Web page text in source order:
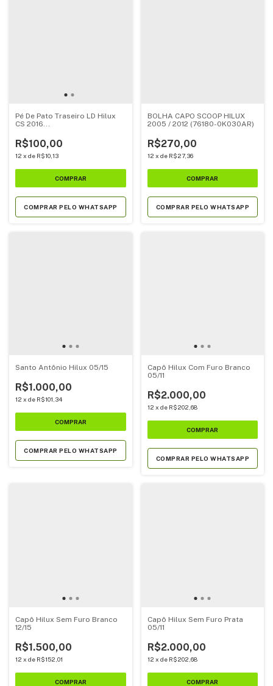
Pé De Pato Traseiro LD Hilux
CS 2016...
R$100,00
12 x de R$10,13
COMPRAR PELO WHATSAPP
BOLHA CAPO SCOOP HILUX
2005 / 2012 (76180-0K030AR)
R$270,00
12 x de R$27,36
COMPRAR PELO WHATSAPP
Santo Antônio Hilux 05/15
R$1.000,00
12 x de R$101,34
COMPRAR PELO WHATSAPP
Capô Hilux Com Furo Branco
05/11
R$2.000,00
12 x de R$202,68
COMPRAR PELO WHATSAPP
Capô Hilux Sem Furo Branco
12/15
R$1.500,00
12 x de R$152,01
Capô Hilux Sem Furo Prata
05/11
R$2.000,00
12 x de R$202,68